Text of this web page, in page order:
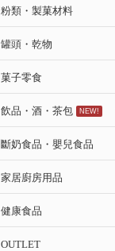
粉類・製菓材料
罐頭・乾物
菓子零食
飲品・酒・茶包
斷奶食品・嬰兒食品
家居廚房用品
健康食品
OUTLET